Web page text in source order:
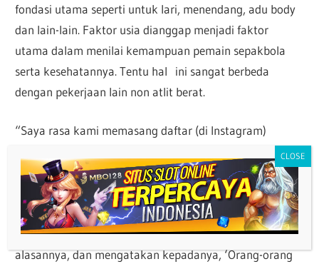
fondasi utama seperti untuk lari, menendang, adu body
dan lain-lain. Faktor usia dianggap menjadi faktor
utama dalam menilai kemampuan pemain sepakbola
serta kesehatannya. Tentu hal ini sangat berbeda
dengan pekerjaan lain non atlit berat.
“Saya rasa kami memasang daftar (di Instagram)
dengan 10 pemain, 33 tahun ke atas, dan dia (Ronaldo)
masih di tempat pertama, tapi dia bilang dia pasti
bernilai jauh lebih tinggi,” ujar Busch kepada The
Athletic. “Dia mengirim pesan pertama ke orang-orang
media sosial kami. Mereka menjawabnya, menjelaskan
alasannya, dan mengatakan kepadanya, ‘Orang-orang